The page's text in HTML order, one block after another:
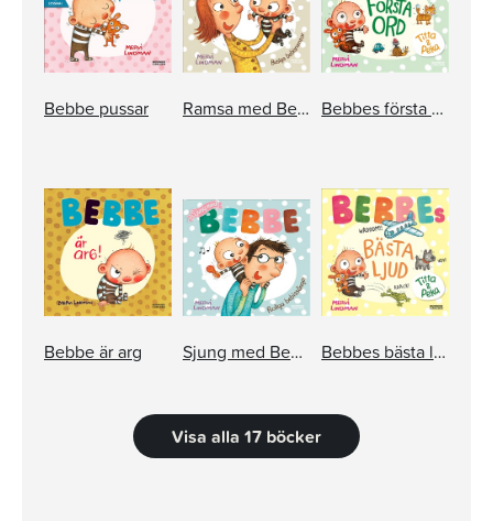
Bebbe pussar Ramsa med Bebbe Bebbes första ord
Bebbe är arg Sjung med Bebbe Bebbes bästa ljud
Visa alla 17 böcker